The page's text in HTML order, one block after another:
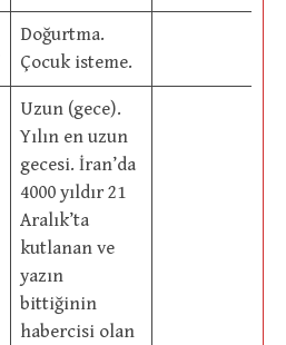
Doğurtma.
Çocuk isteme.
Uzun (gece).
Yılın en uzun
gecesi. İran’da
4000 yıldır 21
Aralık’ta
kutlanan ve
yazın
bittiğinin
habercisi olan